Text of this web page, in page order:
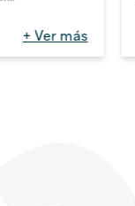
y no
+ Ver más